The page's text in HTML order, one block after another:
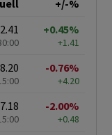
+/-%
+0.45%
+1.41
-0.76%
+4.20
-2.00%
+0.48